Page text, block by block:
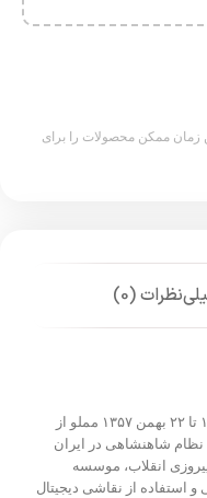
زمان ممکن محصولات را برای
نظرات (0)
دهه فجر انقلاب اسلامی در فاصله روزهای ۱۲ تا ۲۲ بهمن ۱۳۵۷ مملو از
نظام شاهنشاهی در ایران
انقلاب، موسسه
استفاده از نقاشی دیجیتال